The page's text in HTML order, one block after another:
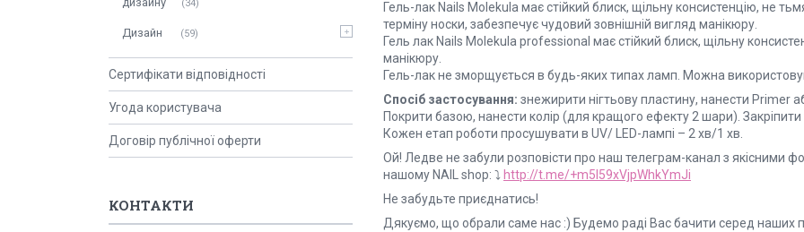
Гель-лак Nails Molekula має стійкий блиск, щільну консистенцію, не
терміну носки, забезпечує чудовий зовнішній вигляд манікюру.
Гель лак Nails Molekula professional має стійкий блиск, щільну
манікюру.
Гель-лак не зморщується в будь-яких типах ламп. Можна
Спосіб застосування: знежирити нігтьову пластину, нанести Primer
Покрити базою, нанести колір (для кращого ефекту 2 шари).
Кожен етап роботи просушувати в UV/ LED-лампі – 2 хв/1 хв.
Ой! Ледве не забули розповісти про наш телеграм-канал з якісними
нашому NAIL shop: ⤵️ http://t.me/+m5I59xVjpWhkYmJi
Не забудьте приєднатись!
Дякуємо, що обрали саме нас :) Будемо раді Вас бачити серед наших
34
Дизайн 59
Сертифікати відповідності
Угода користувача
Договір публічної оферти
КОНТАКТИ